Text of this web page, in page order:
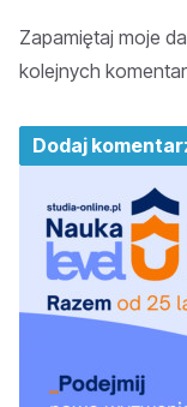
Zapamiętaj moje
kolejnych